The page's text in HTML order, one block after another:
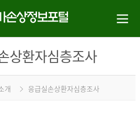
상환자심층조사
개 응급실손상환자심층조사